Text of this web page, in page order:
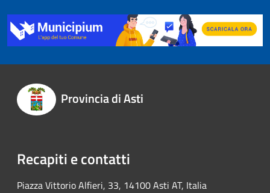
Provincia di Asti
Recapiti e contatti
Piazza Vittorio Alfieri, 33, 14100 Asti AT, Italia